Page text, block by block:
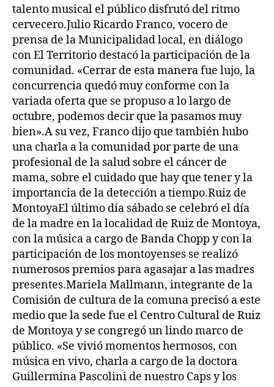
talento musical el público disfrutó del ritmo
cervecero.Julio Ricardo Franco, vocero de
prensa de la Municipalidad local, en diálogo
con El Territorio destacó la participación de la
comunidad. «Cerrar de esta manera fue lujo, la
concurrencia quedó muy conforme con la
variada oferta que se propuso a lo largo de
octubre, podemos decir que la pasamos muy
bien».A su vez, Franco dijo que también hubo
una charla a la comunidad por parte de una
profesional de la salud sobre el cáncer de
mama, sobre el cuidado que hay que tener y la
importancia de la detección a tiempo.Ruiz de
MontoyaEl último día sábado se celebró el día
de la madre en la localidad de Ruiz de Montoya,
con la música a cargo de Banda Chopp y con la
participación de los montoyenses se realizó
numerosos premios para agasajar a las madres
presentes.Mariela Mallmann, integrante de la
Comisión de cultura de la comuna precisó a este
medio que la sede fue el Centro Cultural de Ruiz
de Montoya y se congregó un lindo marco de
público. «Se vivió momentos hermosos, con
música en vivo, charla a cargo de la doctora
Guillermina Pascolini de nuestro Caps y los